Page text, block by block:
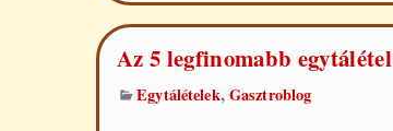
Az 5 legfinomabb egytálétel
Egytálételek,Gasztroblog